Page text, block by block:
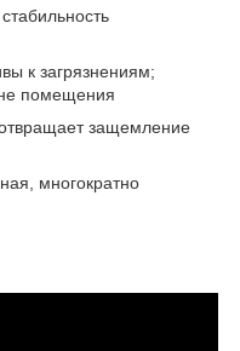
к загрязнениям;
помещения
защемление
многократно